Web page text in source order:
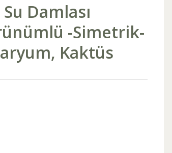
Damlası
-Simetrik-
Kaktüs